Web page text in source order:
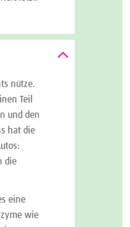
nütze.
Teil
und den
hat die
die
eine
wie